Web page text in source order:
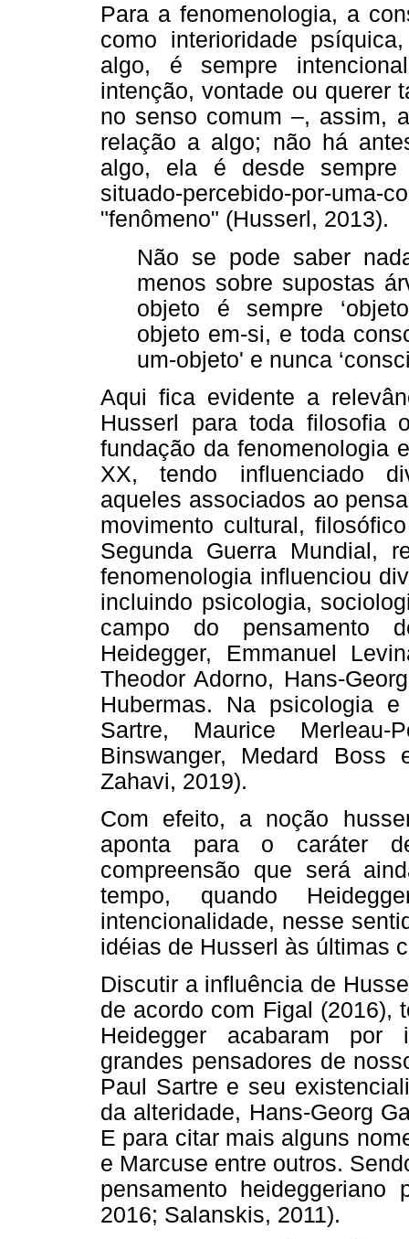
Para a fenomenologia, a
como interioridade
algo, é sempre
intenção, vontade ou querer
no senso comum –, assim,
relação a algo; não há
algo, ela é desde sempre
situado-percebido-por-uma-
"fenômeno" (Husserl, 2013).
Não se pode saber
menos sobre supostas
objeto é sempre
objeto em-si, e toda
um-objeto' e nunca
Aqui fica evidente a
Husserl para toda filosofia
fundação da fenomenologia
XX, tendo influenciado
aqueles associados ao
movimento cultural,
Segunda Guerra Mundial,
fenomenologia influenciou
incluindo psicologia,
campo do pensamento
Heidegger, Emmanuel
Theodor Adorno, Hans-
Hubermas. Na psicologia
Sartre, Maurice Merleau-
Binswanger, Medard Boss
Zahavi, 2019).
Com efeito, a noção
aponta para o caráter
compreensão que será
tempo, quando
intencionalidade, nesse
idéias de Husserl às últimas
Discutir a influência de
de acordo com Figal (2016),
Heidegger acabaram por
grandes pensadores de
Paul Sartre e seu
da alteridade, Hans-Georg
E para citar mais alguns
e Marcuse entre outros.
pensamento heideggeriano
2016; Salanskis, 2011).